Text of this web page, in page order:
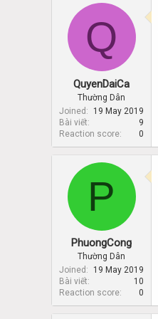
Q
QuyenDaiCa
Thường Dân
Joined
19 May 2019
Bài viết
9
Reaction score
0
P
PhuongCong
Thường Dân
Joined
19 May 2019
Bài viết
10
Reaction score
0